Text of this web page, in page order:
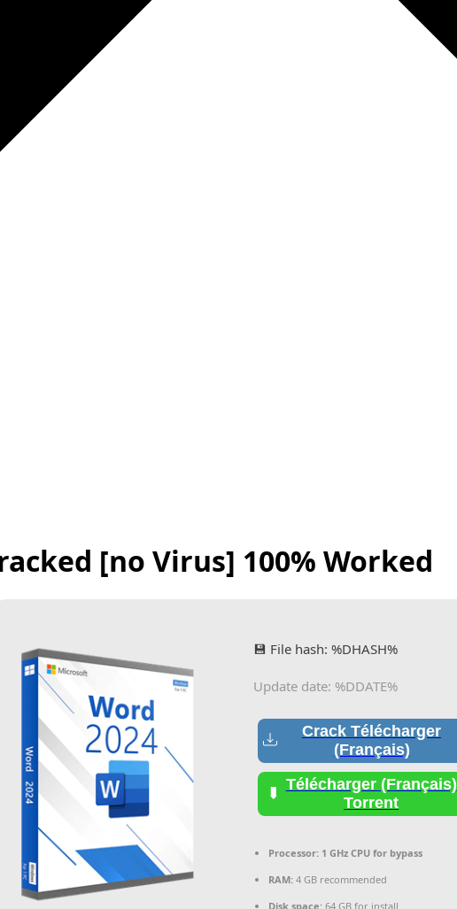
[no Virus] 100% Worked
💾 File hash: %DHASH%
Update date: %DDATE%
Crack Télécharger
(Français)
Télécharger (Français)
Torrent
Processor: 1 GHz CPU for bypass
RAM: 4 GB recommended
Disk space: 64 GB for install